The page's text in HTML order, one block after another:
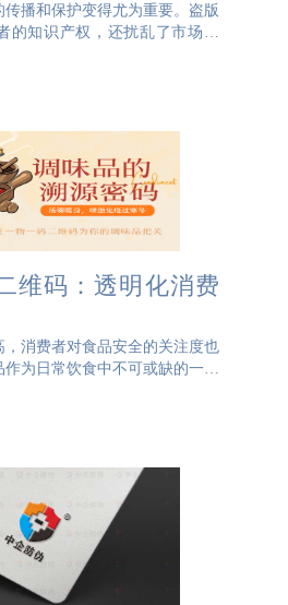
播和保护变得尤为重要。盗版
的知识产权，还扰乱了市场秩
护和管控窜货行为提供了重要
维码：透明化消费
，消费者对食品安全的关注度也
为日常饮食中不可或缺的一部
这一需求，调味品溯源二维码